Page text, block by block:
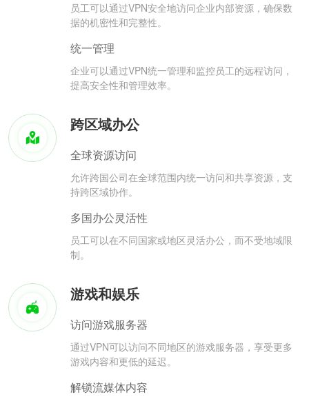
员工可以通过VPN安全地访问企业内部资源，确保数
据的机密性和完整性。
统一管理
企业可以通过VPN统一管理和监控员工的远程访问，
提高安全性和管理效率。
跨区域办公
全球资源访问
允许跨国公司在全球范围内统一访问和共享资源，支
持跨区域协作。
多国办公灵活性
员工可以在不同国家或地区灵活办公，而不受地域限
制。
游戏和娱乐
访问游戏服务器
通过VPN可以访问不同地区的游戏服务器，享受更多
游戏内容和更低的延迟。
解锁流媒体内容